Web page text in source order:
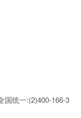
国统一:(2)400-166-3